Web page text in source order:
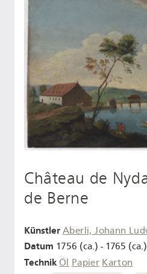
Château de
de Berne
Künstler Aberli, Johann
Datum 1756 (ca.) - 1765 (ca.)
Technik Öl Papier Karton